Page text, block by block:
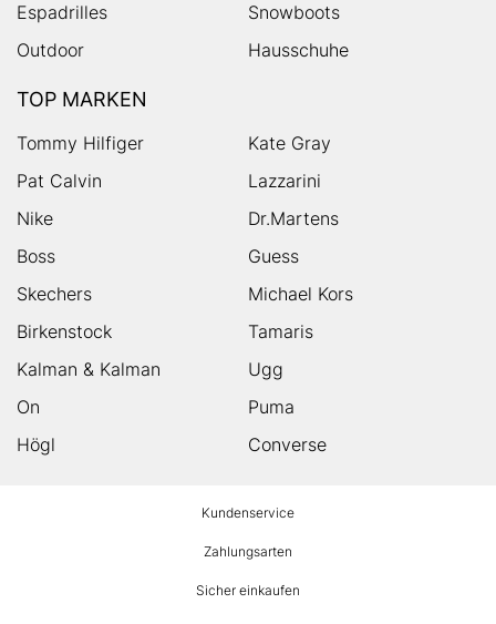
Espadrilles
Snowboots
Outdoor
Hausschuhe
TOP MARKEN
Tommy Hilfiger
Kate Gray
Pat Calvin
Lazzarini
Nike
Dr.Martens
Boss
Guess
Skechers
Michael Kors
Birkenstock
Tamaris
Kalman & Kalman
Ugg
On
Puma
Högl
Converse
Kundenservice
Zahlungsarten
Sicher einkaufen